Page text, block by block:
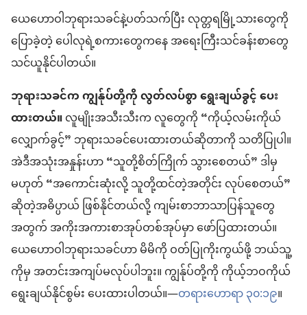
ယေဟောဝါဘုရားသခင်နဲ့ပတ်သက်ပြီး လုတ္တရမြို့သားတွေကို
ပြောခဲ့တဲ့ ပေါလုရဲ့စကားတွေကနေ အရေးကြီးသင်ခန်းစာတွေ
သင်ယူနိုင်ပါတယ်။
ဘုရားသခင်က ကျွန်ုပ်တို့ကို လွတ်လပ်စွာ ရွေးချယ်ခွင့် ပေး
ထားတယ်။လူမျိုးအသီးသီးက လူတွေကို “ကိုယ့်လမ်းကိုယ်
လျှောက်ခွင့်” ဘုရားသခင်ပေးထားတယ်ဆိုတာကို သတိပြုပါ။
အဲဒီအသုံးအနှုန်းဟာ “သူတို့စိတ်ကြိုက် သွားစေတယ်” ဒါမှ
မဟုတ် “အကောင်းဆုံးလို့ သူတို့ထင်တဲ့အတိုင်း လုပ်စေတယ်”
ဆိုတဲ့အဓိပ္ပာယ် ဖြစ်နိုင်တယ်လို့ ကျမ်းစာဘာသာပြန်သူတွေ
အတွက် အကိုးအကားစာအုပ်တစ်အုပ်မှာ ဖော်ပြထားတယ်။
ယေဟောဝါဘုရားသခင်ဟာ မိမိကို ဝတ်ပြုကိုးကွယ်ဖို့ ဘယ်သူ့
ကိုမှ အတင်းအကျပ်မလုပ်ပါဘူး။ ကျွန်ုပ်တို့ကို ကိုယ့်ဘဝကိုယ်
ရွေးချယ်နိုင်စွမ်း ပေးထားပါတယ်။—တရားဟောရာ ၃၀:၁၉။